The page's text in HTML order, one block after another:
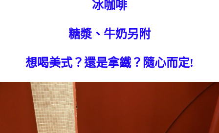
冰咖啡
糖漿、牛奶另附
想喝美式？還是拿鐵？隨心而定!